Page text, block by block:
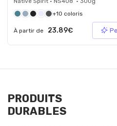
+10 coloris
À partir de 23.89€
PRODUITS
DURABLES